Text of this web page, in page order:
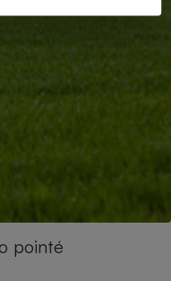
pointé